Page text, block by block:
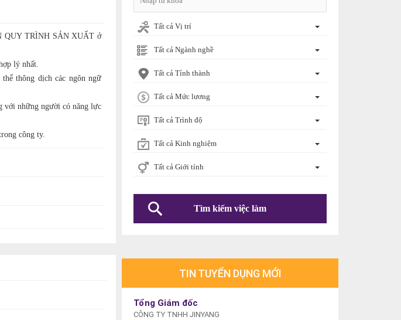
QUY TRÌNH SẢN XUẤT ở
lý nhất.
thông dịch các ngôn ngữ
với những người có năng lực
công ty.
Tất cả Vị trí
Tất cả Ngành nghề
Tất cả Tỉnh thành
Tất cả Mức lương
Tất cả Trình độ
Tất cả Kinh nghiệm
Tất cả Giới tính
TIN TUYỂN DỤNG MỚI
Tổng Giám đốc
CÔNG TY TNHH JINYANG